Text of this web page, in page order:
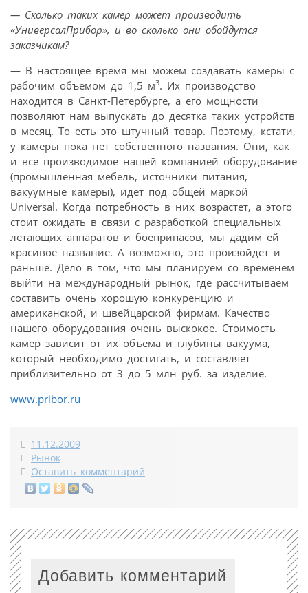
— Сколько таких камер может производить
«УниверсалПрибор», и во сколько они обойдутся
заказчикам?
— В настоящее время мы можем создавать камеры с
рабочим объемом до 1,5 м3. Их производство
находится в Санкт-Петербурге, а его мощности
позволяют нам выпускать до десятка таких устройств
в месяц. То есть это штучный товар. Поэтому, кстати,
у камеры пока нет собственного названия. Они, как
и все производимое нашей компанией оборудование
(промышленная мебель, источники питания,
вакуумные камеры), идет под общей маркой
Universal. Когда потребность в них возрастет, а этого
стоит ожидать в связи с разработкой специальных
летающих аппаратов и боеприпасов, мы дадим ей
красивое название. А возможно, это произойдет и
раньше. Дело в том, что мы планируем со временем
выйти на международный рынок, где рассчитываем
составить очень хорошую конкуренцию и
американской, и швейцарской фирмам. Качество
нашего оборудования очень выскокое. Стоимость
камер зависит от их объема и глубины вакуума,
который необходимо достигать, и составляет
приблизительно от 3 до 5 млн руб. за изделие.
www.pribor.ru
11.12.2009
Рынок
Оставить комментарий
Добавить комментарий